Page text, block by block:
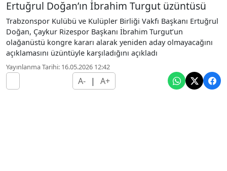
Ertuğrul Doğan’ın İbrahim Turgut üzüntüsü
Trabzonspor Kulübü ve Kulüpler Birliği Vakfı Başkanı Ertuğrul
Doğan, Çaykur Rizespor Başkanı İbrahim Turgut’un
olağanüstü kongre kararı alarak yeniden aday olmayacağını
açıklamasını üzüntüyle karşıladığını açıkladı
Yayınlanma Tarihi: 16.05.2026 12:42
A- | A+